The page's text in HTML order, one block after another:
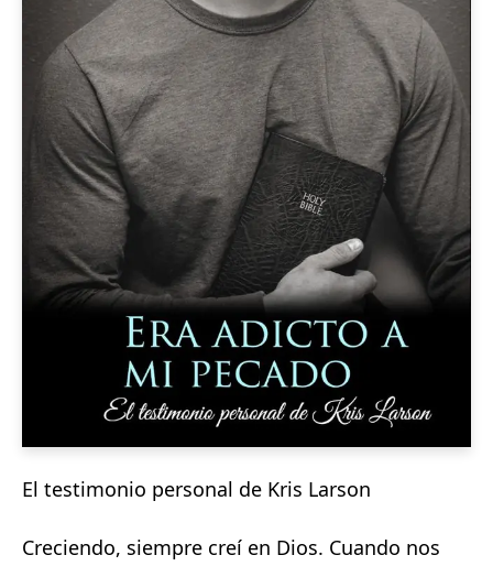
El testimonio personal de Kris Larson
Creciendo, siempre creí en Dios. Cuando nos